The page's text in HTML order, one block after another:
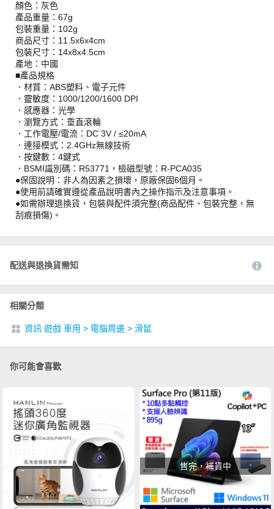
顏色：灰色
產品重量：67g
包裝重量：102g
商品尺寸：11.5x6x4cm
包裝尺寸：14x8x4.5cm
產地：中國
■產品規格
．材質：ABS塑料、電子元件
．靈敏度：1000/1200/1600 DPI
．感應器：光學
．瀏覽方式：垂直滾輪
．工作電壓/電流：DC 3V / ≤20mA
．連接模式：2.4GHz無線技術
．按鍵數：4鍵式
．BSMI識別碼：R53771，檢磁型號：R-PCA035
●保固說明：非人為因素之損壞，原廠保固6個月。
●使用前請確實遵從產品說明書內之操作指示及注意事項。
●如需辦理退換貨，包裝與配件須完整(商品配件、包裝完整，無
刮痕損傷)。
配送與退換貨需知
相關分類
資訊 遊戲 車用 > 電腦周邊 > 滑鼠
你可能會喜歡
售完，補貨中